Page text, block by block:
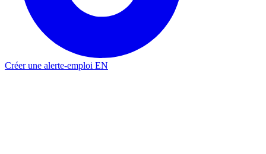
Créer une alerte-emploi EN